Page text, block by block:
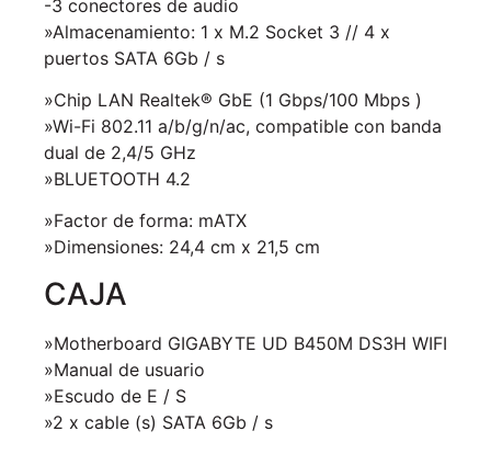
-3 conectores de audio
»Almacenamiento: 1 x M.2 Socket 3 // 4 x
puertos SATA 6Gb / s
»Chip LAN Realtek® GbE (1 Gbps/100 Mbps )
»Wi-Fi 802.11 a/b/g/n/ac, compatible con banda
dual de 2,4/5 GHz
»BLUETOOTH 4.2
»Factor de forma: mATX
»Dimensiones: 24,4 cm x 21,5 cm
CAJA
»Motherboard GIGABYTE UD B450M DS3H WIFI
»Manual de usuario
»Escudo de E / S
»2 x cable (s) SATA 6Gb / s